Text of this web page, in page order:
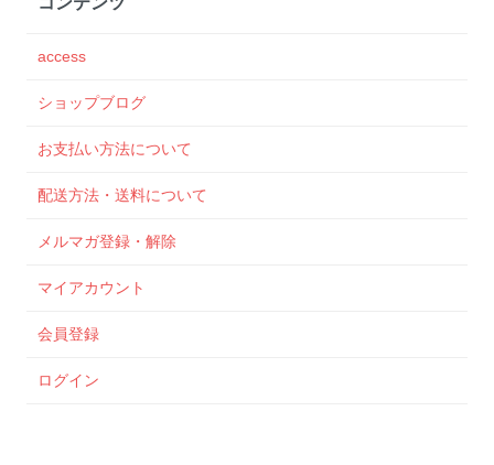
access
ショップブログ
お支払い方法について
配送方法・送料について
メルマガ登録・解除
マイアカウント
会員登録
ログイン